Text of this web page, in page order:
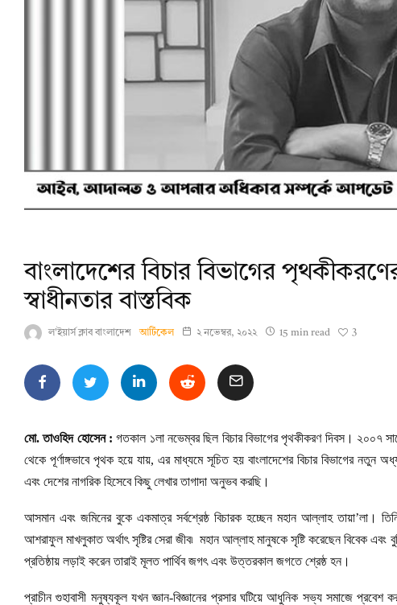
বাংলাদেশের বিচার বিভাগের
স্বাধীনতার বাস্তবিক
ল'ইয়ার্স ক্লাব বাংলাদেশ আর্টিকেল ২ নভেম্বর, ২০২২ 15 min read 3
মো. তাওহিদ হোসেন : গতকাল ১লা নভেম্বর ছিল বিচার বিভাগের পৃথকীকরণ দিবস। ২০০৭
থেকে পূর্ণাঙ্গভাবে পৃথক হয়ে যায়, এর মাধ্যমে সূচিত হয় বাংলাদেশের বিচার বিভাগের
এবং দেশের নাগরিক হিসেবে কিছু লেখার তাগাদা অনুভব করছি।
আসমান এবং জমিনের বুকে একমাত্র সর্বশ্রেষ্ঠ বিচারক হচ্ছেন মহান আল্লাহ তায়া’লা।
আশরাফুল মাখলুকাত অর্থাৎ সৃষ্টির সেরা জীব৷ মহান আল্লাহ মানুষকে সৃষ্টি করেছেন বিবেক এবং
প্রতিষ্ঠায় লড়াই করেন তারাই মূলত পার্থিব জগৎ এবং উত্তরকাল জগতে শ্রেষ্ঠ হন।
প্রাচীন গুহাবাসী মনুষ্যকূল যখন জ্ঞান-বিজ্ঞানের প্রসার ঘটিয়ে আধুনিক সভ্য সমাজে